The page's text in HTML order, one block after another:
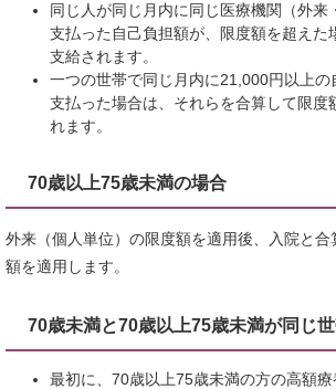
同じ人が同じ月内に同じ医療機関（外来
支払った自己負担額が、限度額を超えた
支給されます。
一つの世帯で同じ月内に21,000円以上の
支払った場合は、それらを合算して限度
れます。
70歳以上75歳未満の場合
外来（個人単位）の限度額を適用後、入院と
額を適用します。
70歳未満と70歳以上75歳未満が同じ
最初に、70歳以上75歳未満の方の高額